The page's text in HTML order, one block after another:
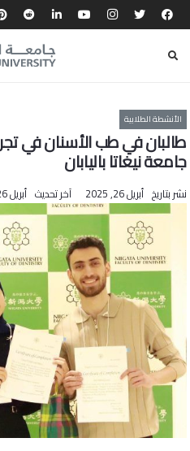
الأنشطة الطلابية
طالبان في طب الأسنان في
جامعة نيغاتا باليابان
نشر بتاريخ أبريل 26, 2025 آخر تحديث أبريل 26, 2025